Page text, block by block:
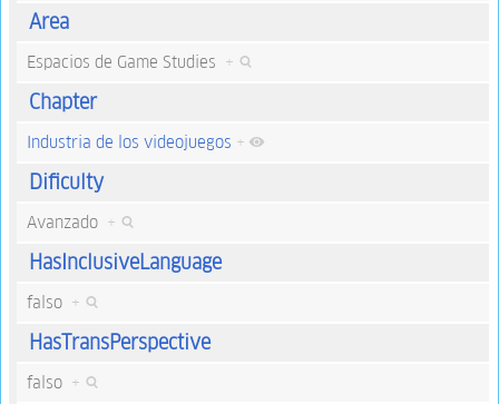
Area
Espacios de Game Studies +
Chapter
Industria de los videojuegos +
Dificulty
Avanzado +
HasInclusiveLanguage
falso +
HasTransPerspective
falso +